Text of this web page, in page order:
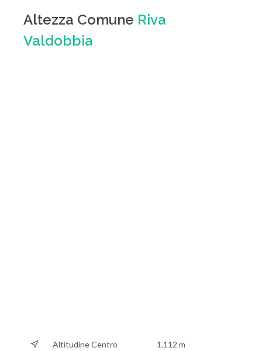
Altezza Comune Riva
Valdobbia
Altitudine Centro
1.112 m